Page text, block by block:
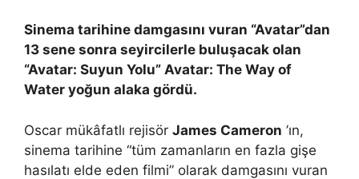
Sinema tarihine damgasını vuran “Avatar”dan
13 sene sonra seyircilerle buluşacak olan
“Avatar: Suyun Yolu” Avatar: The Way of
Water yoğun alaka gördü.
Oscar mükâfatlı rejisör James Cameron ’ın,
sinema tarihine “tüm zamanların en fazla gişe
hasılatı elde eden filmi” olarak damgasını vuran